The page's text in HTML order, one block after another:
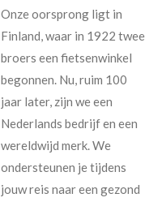
Onze oorsprong ligt in
Finland, waar in 1922 twee
broers een fietsenwinkel
begonnen. Nu, ruim 100
jaar later, zijn we een
Nederlands bedrijf en een
wereldwijd merk. We
ondersteunen je tijdens
jouw reis naar een gezond